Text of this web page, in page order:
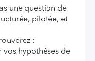
une question de
pilotée, et
:
vos hypothèses de